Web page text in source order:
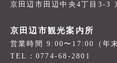
京田辺市田辺中央4丁目3-3
京田辺市観光案内所
営業時間 9:00〜17:00（年
TEL：0774-68-2801